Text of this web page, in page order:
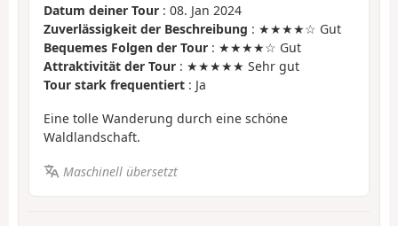
Datum deiner Tour : 08. Jan 2024
Zuverlässigkeit der Beschreibung : ★★★★☆ Gut
Bequemes Folgen der Tour : ★★★★☆ Gut
Attraktivität der Tour : ★★★★★ Sehr gut
Tour stark frequentiert : Ja
Eine tolle Wanderung durch eine schöne
Waldlandschaft.
Maschinell übersetzt